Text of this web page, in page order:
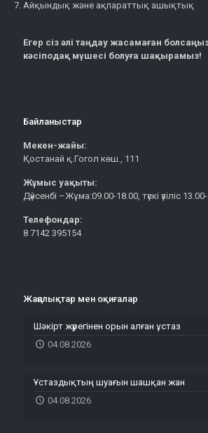
Айқындық және ақпараттық ашықтық
Егер сіз әлі таңдау жасамаған
кәсіподақ мүшесі болуға шақырамыз!
Байланыстар
Мекен-жайы:
Қостанай қ.Гогол көш., 111
Жұмыс уақыты:
Дүйсенбі –Жұма:09.00-18.00, түскі үзіліс
Телефондар:
8 7142 395154
Жаңалықтар мен оқиғалар
Шәкірт жүрегінен орын алған ұстаз
04.08.2026
Ұстаздықтың шуағын шашқан жан
04.08.2026